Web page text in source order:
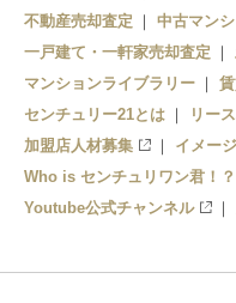
不動産売却査定
中古マン
一戸建て・一軒家売却査定
マンションライブラリー
センチュリー21とは
リー
加盟店人材募集
イメー
Who is センチュリワン君！？
Youtube公式チャンネル